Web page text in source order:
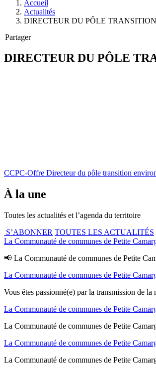
Accueil
Actualités
DIRECTEUR DU PÔLE
Partager
DIRECTEUR DU PÔLE
CCPC-Offre Directeur du pôle transition
À la une
Toutes les actualités et l’agenda du territoire
S’ABONNER TOUTES LES ACTUALITÉS
La Communauté de communes de Petite
📢 La Communauté de communes de Petite
La Communauté de communes de Petite
Vous êtes passionné(e) par la transmission de la
La Communauté de communes de Petite
La Communauté de communes de Petite
La Communauté de communes de Petite
La Communauté de communes de Petite